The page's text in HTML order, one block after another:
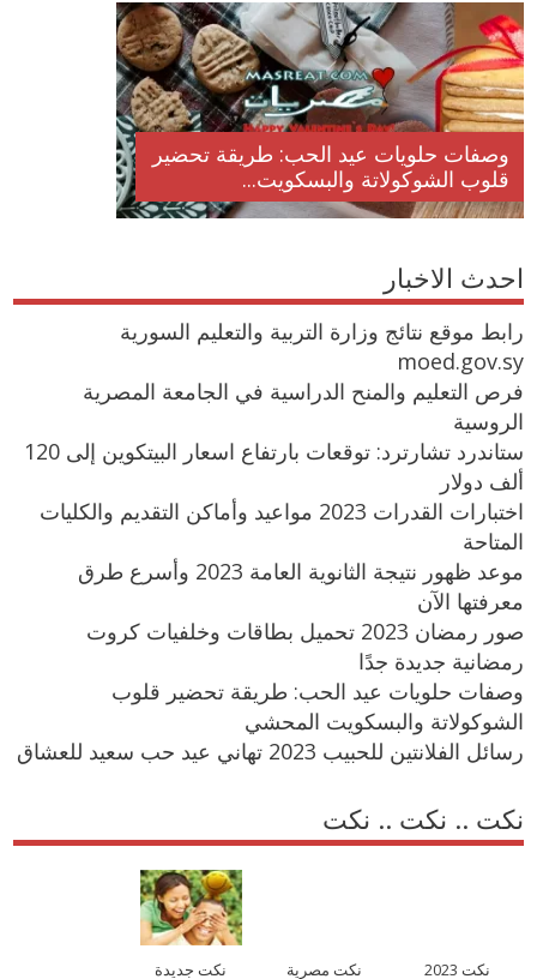
وصفات حلويات عيد الحب: طريقة تحضير
قلوب الشوكولاتة والبسكويت...
احدث الاخبار
رابط موقع نتائج وزارة التربية والتعليم السورية
moed.gov.sy
فرص التعليم والمنح الدراسية في الجامعة المصرية
الروسية
ستاندرد تشارترد: توقعات بارتفاع اسعار البيتكوين إلى 120
ألف دولار
اختبارات القدرات 2023 مواعيد وأماكن التقديم والكليات
المتاحة
موعد ظهور نتيجة الثانوية العامة 2023 وأسرع طرق
معرفتها الآن
صور رمضان 2023 تحميل بطاقات وخلفيات كروت
رمضانية جديدة جدًا
وصفات حلويات عيد الحب: طريقة تحضير قلوب
الشوكولاتة والبسكويت المحشي
رسائل الفلانتين للحبيب 2023 تهاني عيد حب سعيد للعشاق
نكت .. نكت .. نكت
نكت 2023 نكت مصرية نكت جديدة